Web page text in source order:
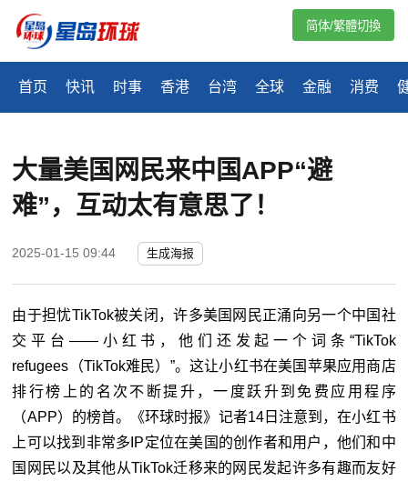
首页 快讯 时事 香港 台湾 全球 金融 消费
简体/繁體切換
大量美国网民来中国APP“避
难”，互动太有意思了！
2025-01-15 09:44 生成海报
由于担忧TikTok被关闭，许多美国网民正涌向另一个中国社
交平台——小红书，他们还发起一个词条“TikTok
refugees（TikTok难民）”。这让小红书在美国苹果应用商店
排行榜上的名次不断提升，一度跃升到免费应用程序
（APP）的榜首。《环球时报》记者14日注意到，在小红书
上可以找到非常多IP定位在美国的创作者和用户，他们和中
国网民以及其他从TikTok迁移来的网民发起许多有趣而友好